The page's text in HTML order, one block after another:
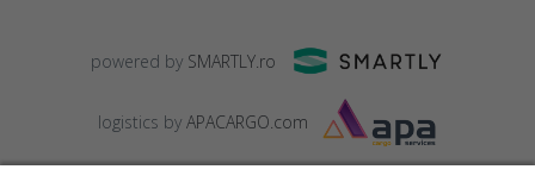
powered by SMARTLY.ro
logistics by APACARGO.com